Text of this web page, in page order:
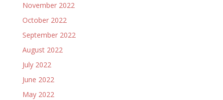
November 2022
October 2022
September 2022
August 2022
July 2022
June 2022
May 2022